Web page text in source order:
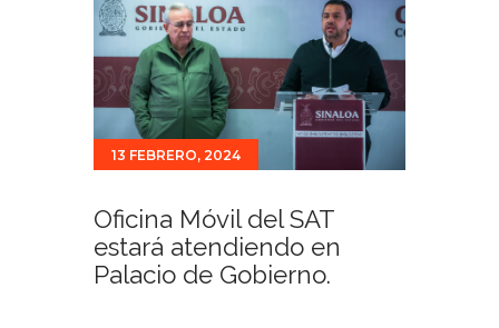
Eventos
Promociones
Noticias
Para ti
Contacto
13 FEBRERO, 2024
Oficina Móvil del SAT
estará atendiendo en
Palacio de Gobierno.